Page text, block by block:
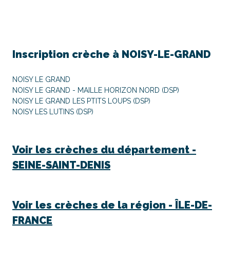
Inscription crèche à NOISY-LE-GRAND
NOISY LE GRAND
NOISY LE GRAND - MAILLE HORIZON NORD (DSP)
NOISY LE GRAND LES PTITS LOUPS (DSP)
NOISY LES LUTINS (DSP)
Voir les crèches du département -
SEINE-SAINT-DENIS
Voir les crèches de la région - ÎLE-DE-
FRANCE